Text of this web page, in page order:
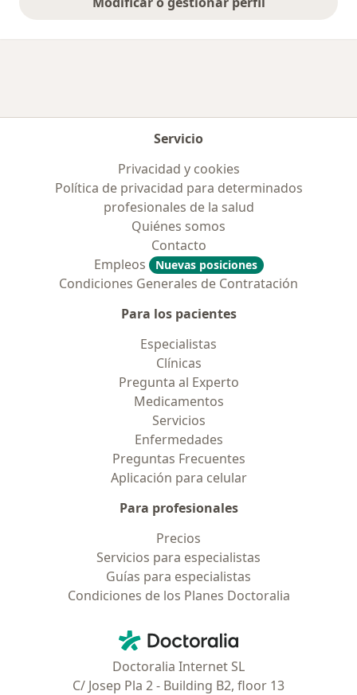
Servicio
Privacidad y cookies
Política de privacidad para determinados
profesionales de la salud
Quiénes somos
Contacto
Empleos
Nuevas posiciones
Condiciones Generales de Contratación
Para los pacientes
Especialistas
Clínicas
Pregunta al Experto
Medicamentos
Servicios
Enfermedades
Preguntas Frecuentes
Aplicación para celular
Para profesionales
Precios
Servicios para especialistas
Guías para especialistas
Condiciones de los Planes Doctoralia
Doctoralia - Página de inicio
Doctoralia Internet SL
C/ Josep Pla 2 - Building B2, floor 13